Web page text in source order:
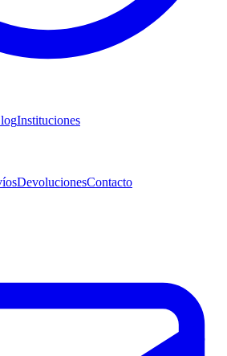
Instituciones
DevolucionesContacto